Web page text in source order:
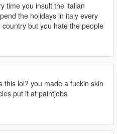
time you insult the italian
the holidays in italy every
but you hate the people
this lol? you made a fuckin skin
put it at paintjobs